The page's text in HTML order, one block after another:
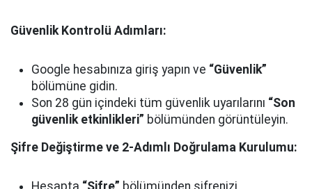
Güvenlik Kontrolü Adımları:
Google hesabınıza giriş yapın ve “Güvenlik”
bölümüne gidin.
Son 28 gün içindeki tüm güvenlik uyarılarını “Son
güvenlik etkinlikleri” bölümünden görüntüleyin.
Şifre Değiştirme ve 2-Adımlı Doğrulama Kurulumu:
Hesapta “Şifre” bölümünden şifrenizi